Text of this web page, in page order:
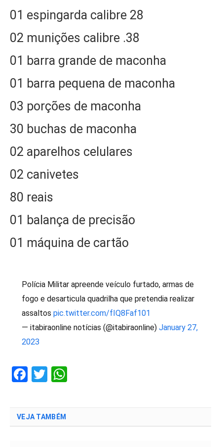
01 espingarda calibre 28
02 munições calibre .38
01 barra grande de maconha
01 barra pequena de maconha
03 porções de maconha
30 buchas de maconha
02 aparelhos celulares
02 canivetes
80 reais
01 balança de precisão
01 máquina de cartão
Polícia Militar apreende veículo furtado, armas de
fogo e desarticula quadrilha que pretendia realizar
assaltospic.twitter.com/fIQ8Faf101
— itabiraonline notícias (@itabiraonline)January 27,
2023
Facebook
Twitter
VEJA TAMBÉM